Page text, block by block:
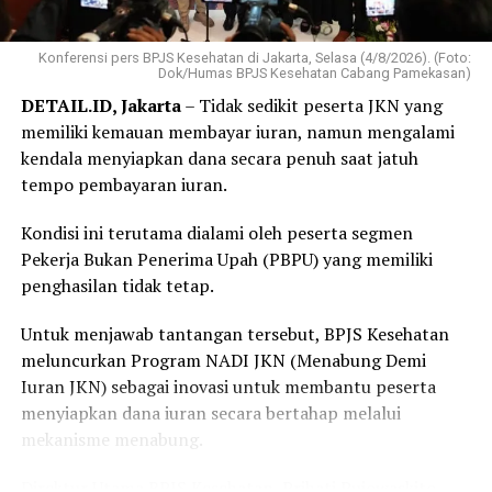
sedangkan setelah dikerjakan target penyelesaiannya
lima hari. Yang belum memenuhi target akan kami
dorong dengan penambahan petugas agar pelayanan
semakin baik,” kata Menteri Nusron.
Menteri Nusron menegaskan, transformasi layanan ini
bertujuan memberikan kepastian kepada masyarakat
dalam memperoleh pelayanan pertanahan. Evaluasi
dilakukan secara berkala sebagai dasar penyempurnaan
kualitas pelayanan di seluruh Kantor Pertanahan.
rakyat yang mengurus tanah, jangan sampai ada
ketidakpastian, pelayanan itu kata kuncinya kepuasan
pelanggan,” tutur Menteri Nusron.
Dalam konferensi pers kali ini, Menteri Nusron turut
Konferensi pers BPJS Kesehatan di Jakarta, Selasa (4/8/2026). (Foto:
Dok/Humas BPJS Kesehatan Cabang Pamekasan)
DETAIL.ID, Jakarta– Tidak sedikit peserta JKN yang
memiliki kemauan membayar iuran, namun mengalami
kendala menyiapkan dana secara penuh saat jatuh
tempo pembayaran iuran.
Kondisi ini terutama dialami oleh peserta segmen
Pekerja Bukan Penerima Upah (PBPU) yang memiliki
penghasilan tidak tetap.
Untuk menjawab tantangan tersebut, BPJS Kesehatan
meluncurkan Program NADI JKN (Menabung Demi
Iuran JKN) sebagai inovasi untuk membantu peserta
menyiapkan dana iuran secara bertahap melalui
mekanisme menabung.